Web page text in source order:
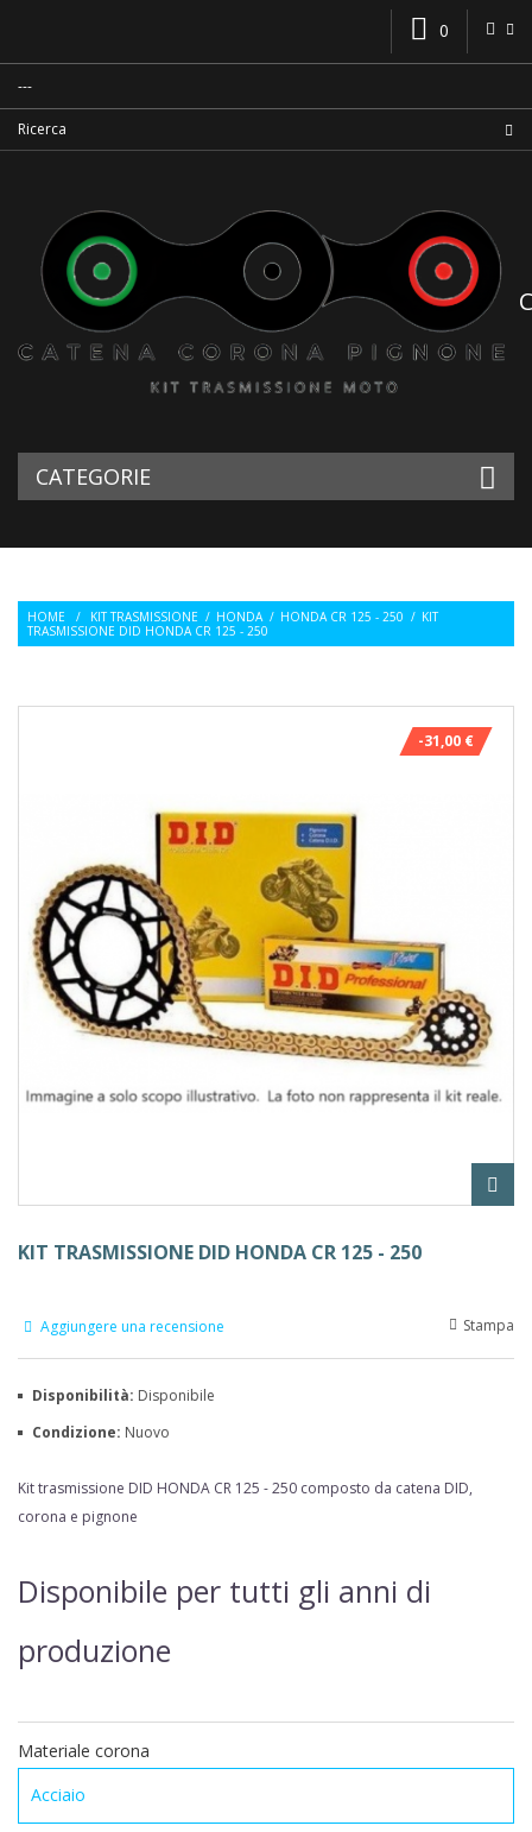
0
CATEGORIE
HOME / KIT TRASMISSIONE / HONDA / HONDA CR 125 - 250 / KIT
TRASMISSIONE DID HONDA CR 125 - 250
-31,00 €
KIT TRASMISSIONE DID HONDA CR 125 - 250
Aggiungere una recensione Stampa
Disponibilità: Disponibile
Condizione: Nuovo
Kit trasmissione DID HONDA CR 125 - 250 composto da catena DID,
corona e pignone
Disponibile per tutti gli anni di
produzione
Materiale corona